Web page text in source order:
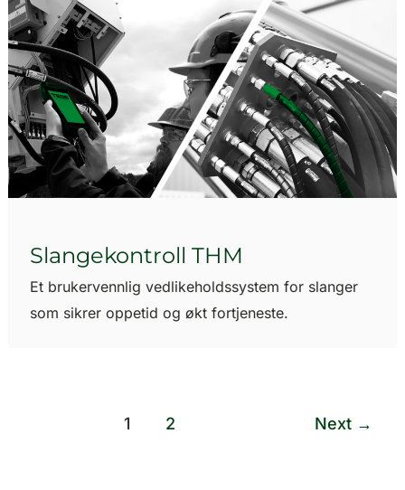
Slangekontroll THM
Et brukervennlig vedlikeholdssystem for slanger
som sikrer oppetid og økt fortjeneste.
1 2 Next →